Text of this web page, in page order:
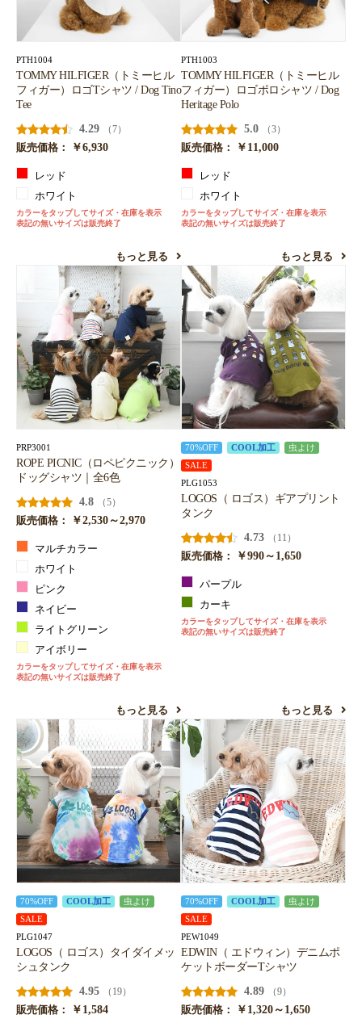
PTH1004
TOMMY HILFIGER（トミーヒル
フィガー）ロゴTシャツ / Dog Tino
Tee
4.29
（7）
販売価格：
￥6,930
レッド
ホワイト
カラーをタップしてサイズ・在庫を表示
表記の無いサイズは販売終了
もっと見る
PTH1003
TOMMY HILFIGER（トミーヒル
フィガー）ロゴポロシャツ / Dog
Heritage Polo
5.0
（3）
販売価格：
￥11,000
レッド
ホワイト
カラーをタップしてサイズ・在庫を表示
表記の無いサイズは販売終了
もっと見る
PRP3001
ROPE PICNIC（ロペピクニック）
ドッグシャツ｜全6色
4.8
（5）
販売価格：
￥2,530～2,970
マルチカラー
ホワイト
ピンク
ネイビー
ライトグリーン
アイボリー
カラーをタップしてサイズ・在庫を表示
表記の無いサイズは販売終了
もっと見る
70%OFF COOL加工
虫よけ
SALE
PLG1053
LOGOS（ ロゴス）ギアプリント
タンク
4.73
（11）
販売価格：
￥990～1,650
パープル
カーキ
カラーをタップしてサイズ・在庫を表示
表記の無いサイズは販売終了
もっと見る
70%OFF COOL加工
虫よけ
SALE
PLG1047
LOGOS（ ロゴス）タイダイメッ
シュタンク
4.95
（19）
販売価格：
￥1,584
70%OFF COOL加工
虫よけ
SALE
PEW1049
EDWIN（ エドウィン）デニムポ
ケットボーダーTシャツ
4.89
（9）
販売価格：
￥1,320～1,650
お買い物を続ける カートへ進む